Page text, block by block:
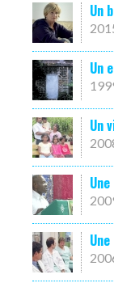
Un
Un
Un